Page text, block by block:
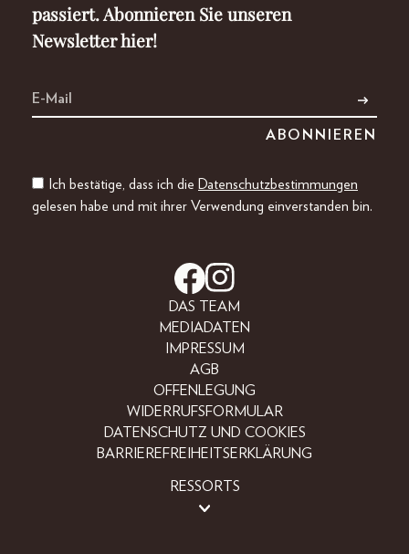
passiert. Abonnieren Sie unseren
Newsletter hier!
Ich bestätige, dass ich die Datenschutzbestimmungen
gelesen habe und mit ihrer Verwendung einverstanden bin.
DAS TEAM
MEDIADATEN
IMPRESSUM
AGB
OFFENLEGUNG
WIDERRUFSFORMULAR
DATENSCHUTZ UND COOKIES
BARRIEREFREIHEITSERKLÄRUNG
RESSORTS